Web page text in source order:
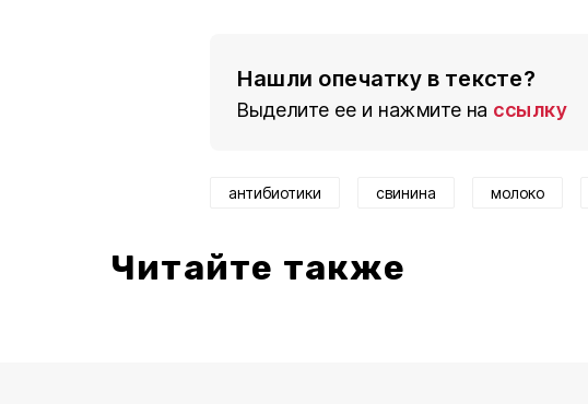
Нашли опечатку в тексте?
Выделите ее и нажмите на ссылку
антибиотики свинина молоко
Читайте также